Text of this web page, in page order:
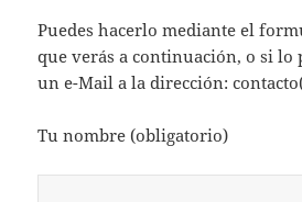
Puedes hacerlo mediante el
que verás a continuación, o si lo
un e-Mail a la dirección:
Tu nombre (obligatorio)